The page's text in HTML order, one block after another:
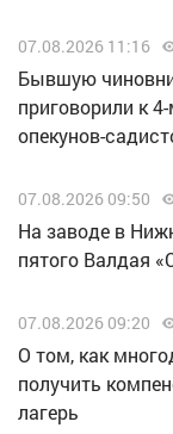
07.08.2026 11:16
Бывшую
приговорили к
опекунов-
07.08.2026 09:50
Н️а заводе в
пятого Валдая
07.08.2026 09:20
О том, как
получить
лагерь